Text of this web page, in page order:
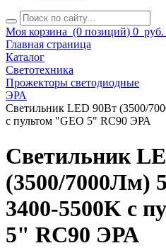
Моя корзина (0 позиций) 0 руб.
Главная страница
Каталог
Светотехника
Прожекторы светодиодные
ЭРА
Светильник LED 90Вт (3500/
с пультом "GEO 5" RC90 ЭРА
Светильник
(3500/7000Лм)
3400-5500K с
5" RC90 ЭРА